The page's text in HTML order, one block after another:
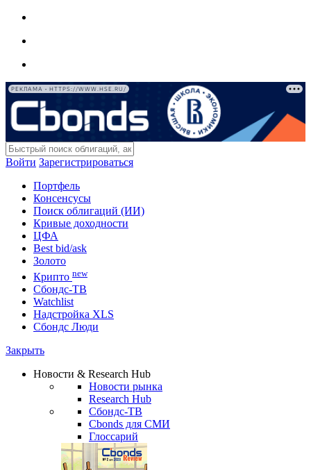
РЕКЛАМА • HTTPS://WWW.HSE.RU/
Войти Зарегистрироваться
Портфель
Консенсусы
Поиск облигаций (ИИ)
Кривые доходности
ЦФА
Best bid/ask
Золото
Крипто new
Сбондс-ТВ
Watchlist
Надстройка XLS
Сбондс Люди
Закрыть
Новости & Research Hub
Новости рынка
Research Hub
Сбондс-ТВ
Cbonds для СМИ
Глоссарий